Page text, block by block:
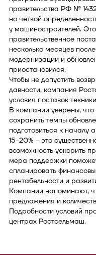
правительства РФ №
но четкой
у машиностроителей.
правительственное
несколько месяцев
модернизации и
приостановился.
Чтобы не допустить
давности, компания
условия поставок
В компании уверены, что
сохранить темпы
подготовиться к началу
15-20% - это
возможность ускорить
мера поддержки
спланировать
рентабельности и
Компании напоминают,
предложения и
Подробности условий
центрах Ростсельмаш.